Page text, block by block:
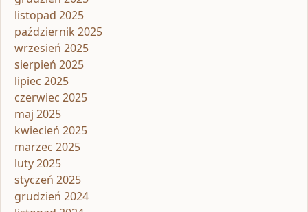
listopad 2025
październik 2025
wrzesień 2025
sierpień 2025
lipiec 2025
czerwiec 2025
maj 2025
kwiecień 2025
marzec 2025
luty 2025
styczeń 2025
grudzień 2024